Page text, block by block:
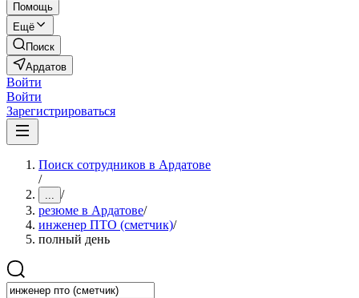
Помощь
Ещё
Поиск
Ардатов
Войти
Войти
Зарегистрироваться
Поиск сотрудников в Ардатове
/
... /
резюме в Ардатове/
инженер ПТО (сметчик)/
полный день